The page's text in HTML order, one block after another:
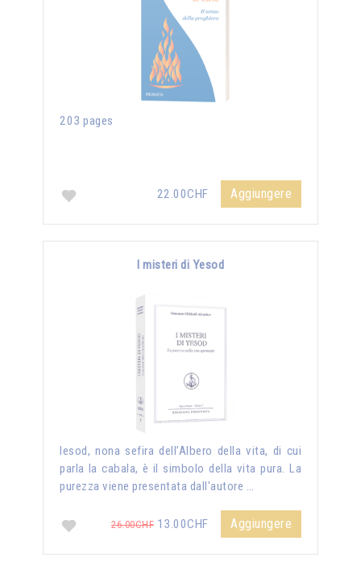
203 pages
22.00CHF Aggiungere
I misteri di Yesod
Iesod, nona sefira dell’Albero della vita, di cui
parla la cabala, è il simbolo della vita pura. La
purezza viene presentata dall'autore …
26.00CHF 13.00CHF Aggiungere